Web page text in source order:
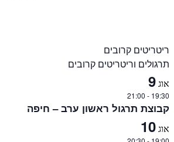
ריטריטים קרובים
תרגולים וריטריטים קרובים
אוג 9
19:30
-
21:00
קבוצת תרגול ראשון ערב – חיפה
אוג 10